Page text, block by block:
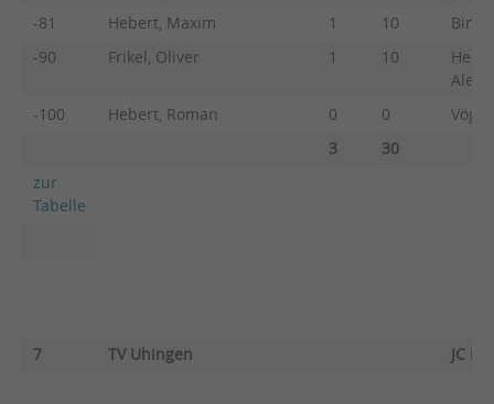
-81
Hebert, Maxim 1 10
-90
Frikel, Oliver 1 10
-100
Hebert, Roman 0 0
3
30
zur
Tabelle
7 TV Uhingen JC